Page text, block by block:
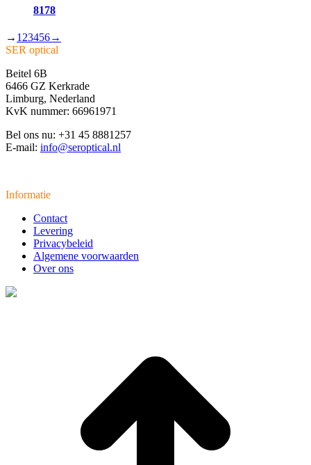
8178
→ 1 23456→
SER optical
Beitel 6B
6466 GZ Kerkrade
Limburg, Nederland
KvK nummer: 66961971
Bel ons nu: +31 45 8881257
E-mail: info@seroptical.nl
Informatie
Contact
Levering
Privacybeleid
Algemene voorwaarden
Over ons